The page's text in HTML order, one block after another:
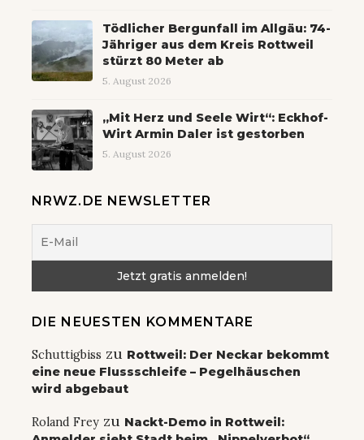
Tödlicher Bergunfall im Allgäu: 74-
Jähriger aus dem Kreis Rottweil
stürzt 80 Meter ab
5. August 2026
„Mit Herz und Seele Wirt“: Eckhof-
Wirt Armin Daler ist gestorben
5. August 2026
NRWZ.DE NEWSLETTER
DIE NEUESTEN KOMMENTARE
Schuttigbiss zu Rottweil: Der Neckar bekommt
eine neue Flussschleife – Pegelhäuschen
wird abgebaut
Roland Frey zu Nackt-Demo in Rottweil: